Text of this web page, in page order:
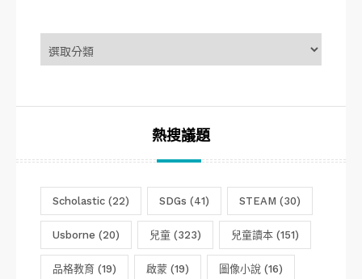
章
分
熱搜議題
Scholastic (22) SDGs (41) STEAM (30)
Usborne (20) 兒童 (323) 兒童讀本 (151)
品格教育 (19) 啟蒙 (19) 圖像小說 (16)